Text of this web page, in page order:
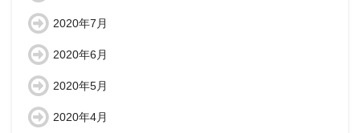
2020年7月
2020年6月
2020年5月
2020年4月